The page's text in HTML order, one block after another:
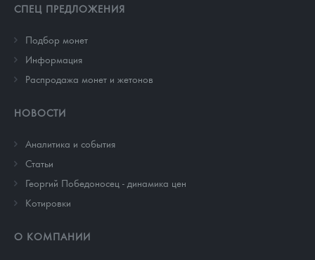
СПЕЦ ПРЕДЛОЖЕНИЯ
Подбор монет
Информация
Распродажа монет и жетонов
НОВОСТИ
Аналитика и события
Cтатьи
Георгий Победоносец - динамика цен
Котировки
О КОМПАНИИ